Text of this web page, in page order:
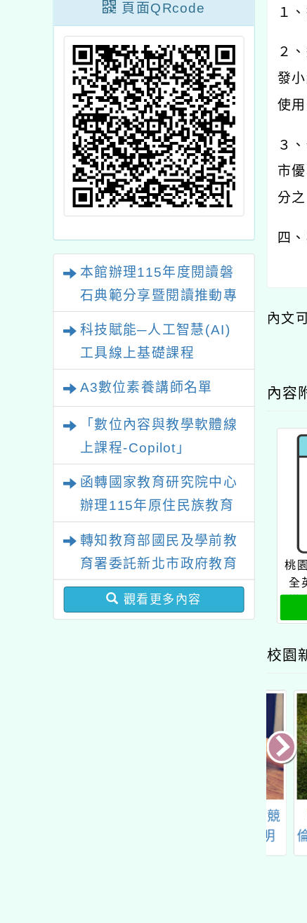
頁面QRcode
本館辦理115年度閱讀磐
石典範分享暨閱讀推動專
業研習
科技賦能─人工智慧(AI)
工具線上基礎課程
A3數位素養講師名單
「數位內容與教學軟體線
上課程-Copilot」
函轉國家教育研究院中心
辦理115年原住民族教育
轉知教育部國民及學前教
育署委託新北市政府教育
局辦理「115年度教師專
業成長研習實施計畫－夢
觀看更多內容
１
２
發
使
３
市
分
四
內文
內容
桃
全
校園
「
倫理